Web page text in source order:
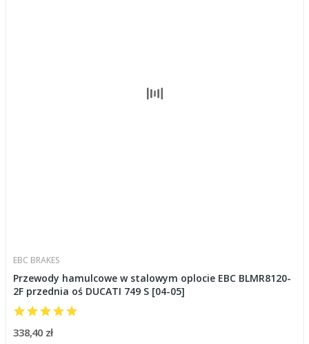
EBC BRAKES
Przewody hamulcowe w stalowym oplocie EBC BLMR8120-
2F przednia oś DUCATI 749 S [04-05]
338,40 zł